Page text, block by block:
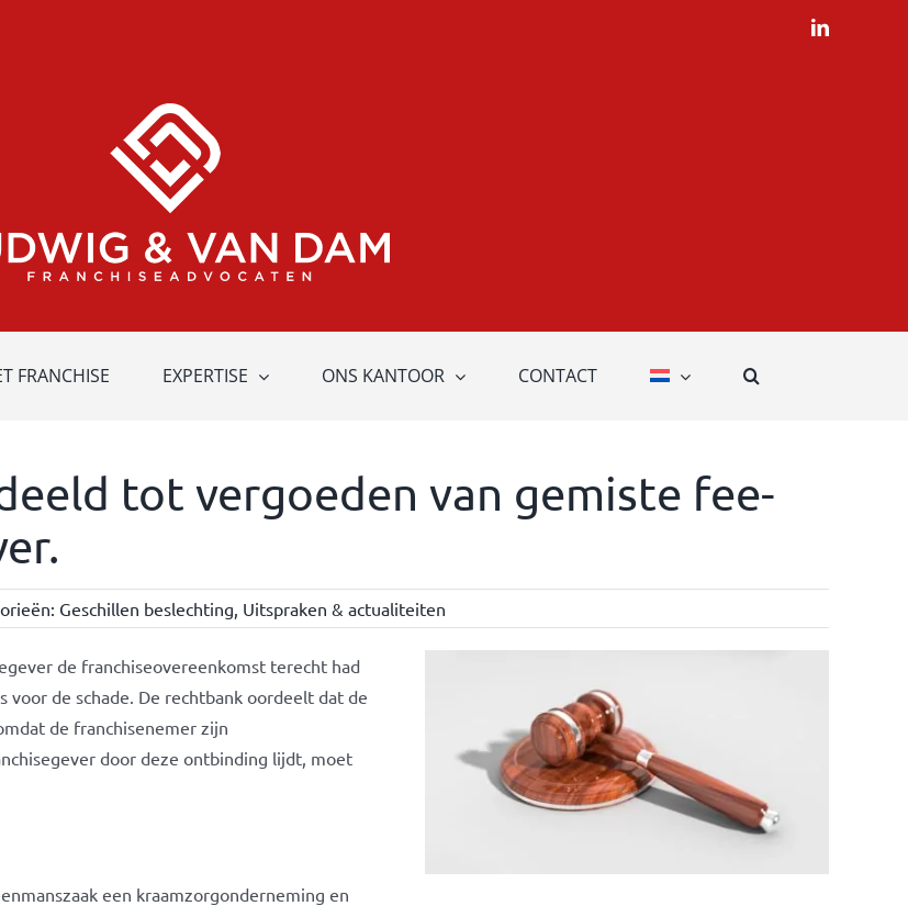
LinkedIn
FRANCHISE EXPERTISE ONS KANTOOR CONTACT
tot vergoeden van gemiste fee-
Geschillen beslechting, Uitspraken & actualiteiten
de franchiseovereenkomst terecht had
de schade. De rechtbank oordeelt dat de
de franchisenemer zijn
door deze ontbinding lijdt, moet
een kraamzorgonderneming en